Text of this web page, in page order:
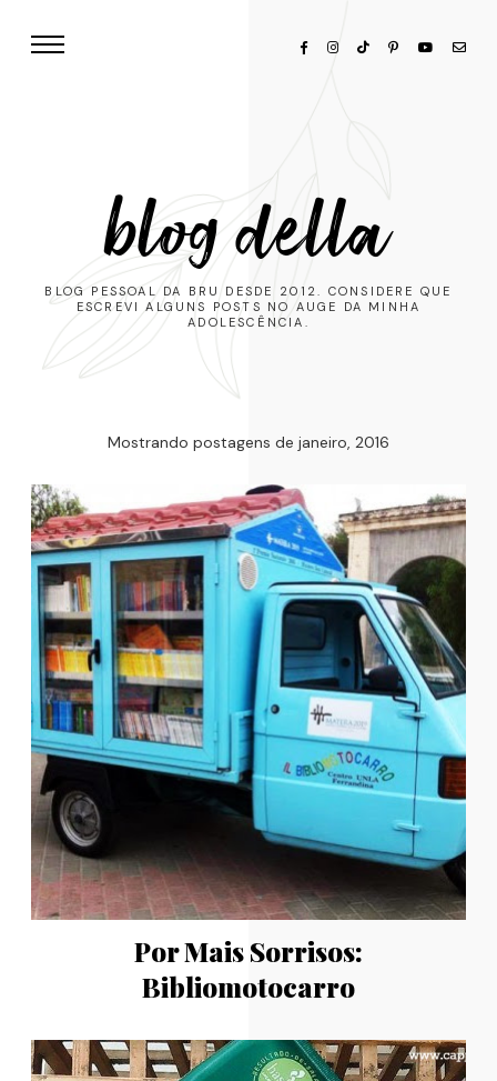
blog della
BLOG PESSOAL DA BRU DESDE 2012. CONSIDERE QUE
ESCREVI ALGUNS POSTS NO AUGE DA MINHA
ADOLESCÊNCIA.
Mostrando postagens de janeiro, 2016
Por Mais Sorrisos:
Bibliomotocarro